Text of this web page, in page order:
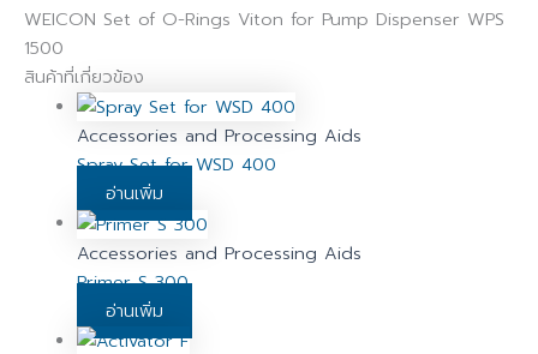
WEICON Set of O-Rings Viton for Pump Dispenser WPS
1500
สินค้าที่เกี่ยวข้อง
Accessories and Processing Aids
Spray Set for WSD 400
อ่านเพิ่ม
Accessories and Processing Aids
Primer S 300
อ่านเพิ่ม